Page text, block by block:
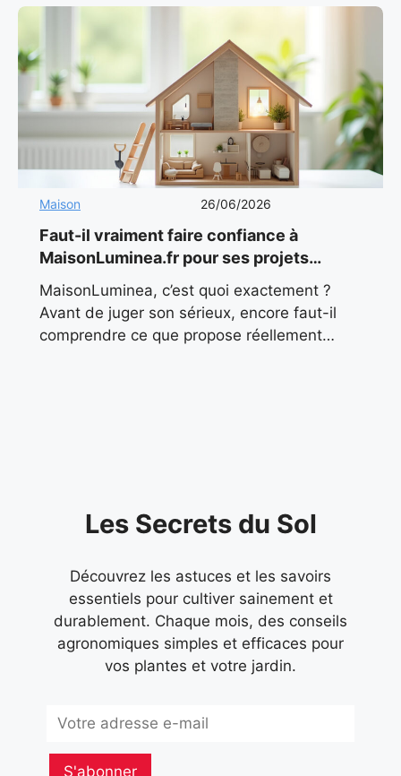
Maison 26/06/2026
Faut-il vraiment faire confiance à
MaisonLuminea.fr pour ses projets
maison en 2026 ?
MaisonLuminea, c’est quoi exactement ?
Avant de juger son sérieux, encore faut-il
comprendre ce que propose réellement
Les Secrets du Sol
Découvrez les astuces et les savoirs
essentiels pour cultiver sainement et
durablement. Chaque mois, des conseils
agronomiques simples et efficaces pour
vos plantes et votre jardin.
S'abonner